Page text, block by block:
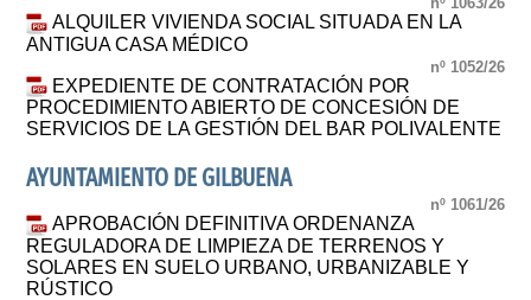
ALQUILER VIVIENDA SOCIAL SITUADA EN LA
ANTIGUA CASA MÉDICO
nº 1052/26
EXPEDIENTE DE CONTRATACIÓN POR
PROCEDIMIENTO ABIERTO DE CONCESIÓN DE
SERVICIOS DE LA GESTIÓN DEL BAR POLIVALENTE
AYUNTAMIENTO DE GILBUENA
nº 1061/26
APROBACIÓN DEFINITIVA ORDENANZA
REGULADORA DE LIMPIEZA DE TERRENOS Y
SOLARES EN SUELO URBANO, URBANIZABLE Y
RÚSTICO